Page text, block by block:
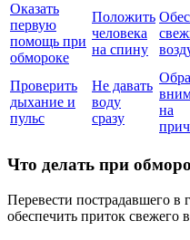
Оказать
первую
помощь при
обмороке
Положить
человека
на спину
Проверить
дыхание и
пульс
Не давать
воду
сразу
на
Что делать при
Перевести пострадавшего в
обеспечить приток свежего